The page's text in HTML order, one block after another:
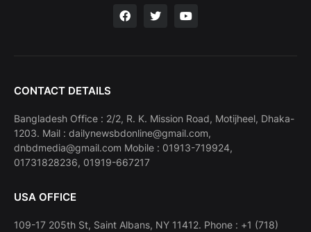
CONTACT DETAILS
Bangladesh Office : 2/2, R. K. Mission Road, Motijheel, Dhaka-
1203. Mail : dailynewsbdonline@gmail.com,
dnbdmedia@gmail.com Mobile : 01913-719924,
01731828236, 01919-667217
USA OFFICE
109-17 205th St, Saint Albans, NY 11412. Phone : +1 (718)